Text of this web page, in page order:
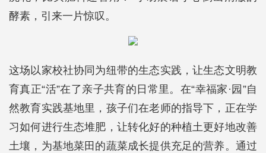
酵素，引来一片惊叹。
这场以家校社协同为纽带的生态实践，让生态文明教
育真正“活”在了亲子共育的日常里。在“幸福家·园”自
然教育实践基地里，孩子们在老师的指导下，正在学
习如何进行生态堆肥，让转化好的种植土更好地改善
土壤，为基地菜田的蔬菜成长提供充足的营养。通过